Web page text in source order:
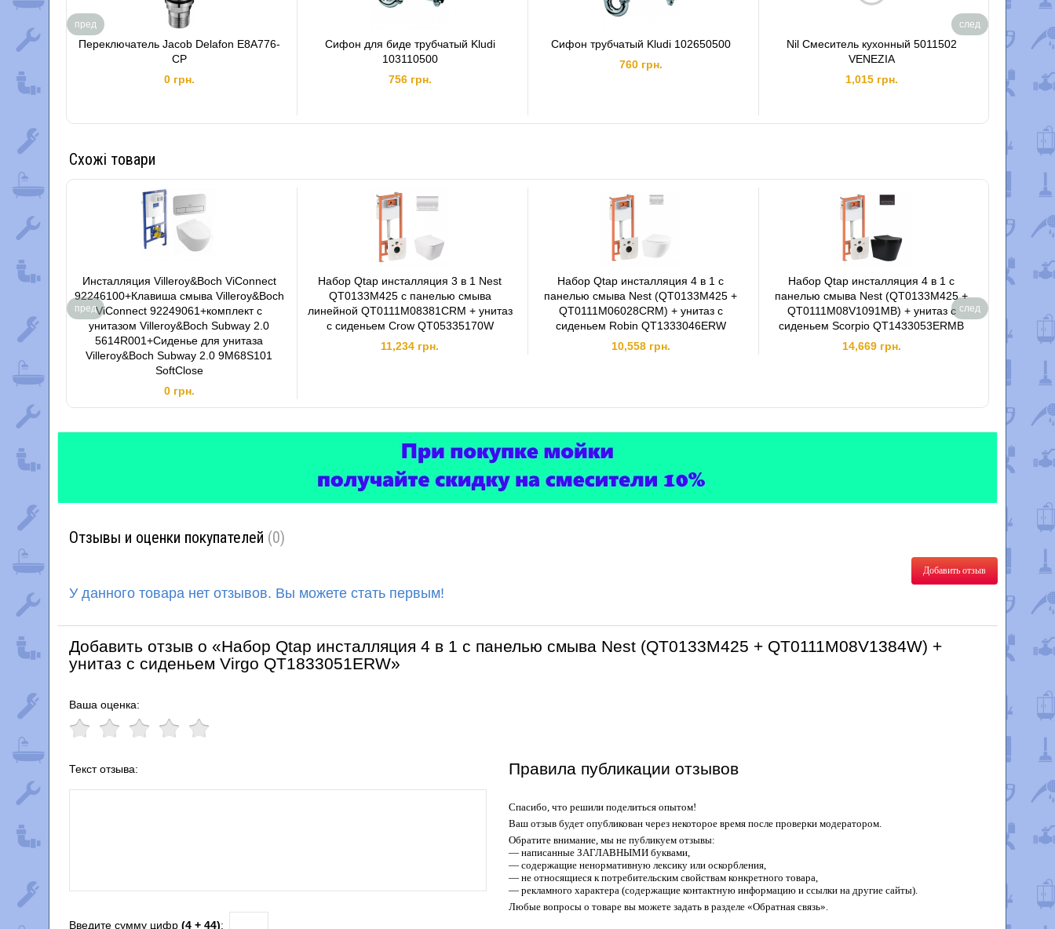
Переключатель Jacob Delafon E8A776-
CP
0 грн.
Сифон для биде трубчатый Kludi
103110500
756 грн.
Сифон трубчатый Kludi 102650500
760 грн.
Nil Смеситель кухонный 5011502
VENEZIA
1,015 грн.
пред след
Схожі товари
Инсталляция Villeroy&Boch ViConnect
92246100+Клавиша смыва Villeroy&Boch
ViConnect 92249061+комплект с
унитазом Villeroy&Boch Subway 2.0
5614R001+Сиденье для унитаза
Villeroy&Boch Subway 2.0 9M68S101
SoftClose
0 грн.
Набор Qtap инсталляция 3 в 1 Nest
QT0133M425 с панелью смыва
линейной QT0111M08381CRM + унитаз
с сиденьем Crow QT05335170W
11,234 грн.
Набор Qtap инсталляция 4 в 1 с
панелью смыва Nest (QT0133M425 +
QT0111M06028CRM) + унитаз с
сиденьем Robin QT1333046ERW
10,558 грн.
Набор Qtap инсталляция 4 в 1 с
панелью смыва Nest (QT0133M425 +
QT0111M08V1091MB) + унитаз с
сиденьем Scorpio QT1433053ERMB
14,669 грн.
пред след
Отзывы и оценки покупателей (0)
Добавить отзыв
У данного товара нет отзывов. Вы можете стать первым!
Добавить отзыв о «Набор Qtap инсталляция 4 в 1 с панелью смыва Nest (QT0133M425 + QT0111M08V1384W) +
унитаз с сиденьем Virgo QT1833051ERW»
Ваша оценка:
Текст отзыва:
Введите сумму цифр (4 + 44):
Правила публикации отзывов
Спасибо, что решили поделиться опытом!
Ваш отзыв будет опубликован через некоторое время после проверки модератором.
Обратите внимание, мы не публикуем отзывы:
— написанные ЗАГЛАВНЫМИ буквами,
— содержащие ненормативную лексику или оскорбления,
— не относящиеся к потребительским свойствам конкретного товара,
— рекламного характера (содержащие контактную информацию и ссылки на другие сайты).
Любые вопросы о товаре вы можете задать в разделе «Обратная связь».